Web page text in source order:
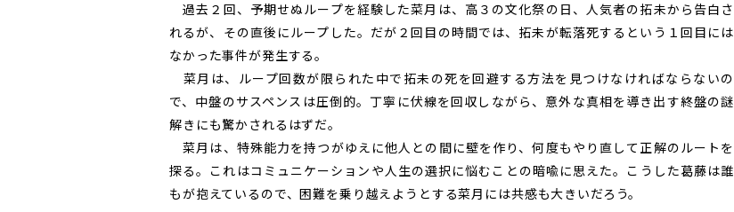
過去２回、予期せぬループを経験した菜月は、高３の文化祭の日、人気者の拓未から告白さ
れるが、その直後にループした。だが２回目の時間では、拓未が転落死するという１回目には
なかった事件が発生する。
菜月は、ループ回数が限られた中で拓未の死を回避する方法を見つけなければならないの
で、中盤のサスペンスは圧倒的。丁寧に伏線を回収しながら、意外な真相を導き出す終盤の謎
解きにも驚かされるはずだ。
菜月は、特殊能力を持つがゆえに他人との間に壁を作り、何度もやり直して正解のルートを
探る。これはコミュニケーションや人生の選択に悩むことの暗喩に思えた。こうした葛藤は誰
もが抱えているので、困難を乗り越えようとする菜月には共感も大きいだろう。